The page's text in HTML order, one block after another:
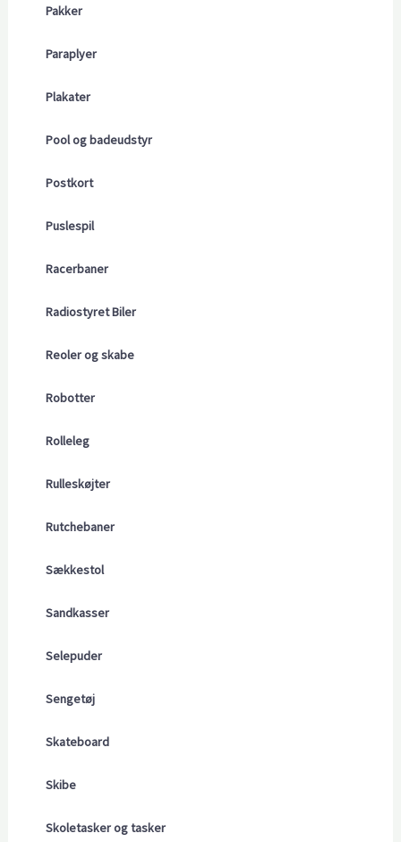
Pakker
Paraplyer
Plakater
Pool og badeudstyr
Postkort
Puslespil
Racerbaner
Radiostyret Biler
Reoler og skabe
Robotter
Rolleleg
Rulleskøjter
Rutchebaner
Sækkestol
Sandkasser
Selepuder
Sengetøj
Skateboard
Skibe
Skoletasker og tasker